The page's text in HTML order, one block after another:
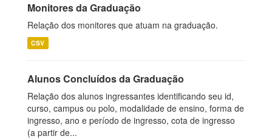
Monitores da Graduação
Relação dos monitores que atuam na graduação.
CSV
Alunos Concluídos da Graduação
Relação dos alunos ingressantes identificando seu id,
curso, campus ou polo, modalidade de ensino, forma de
ingresso, ano e período de ingresso, cota de ingresso
(a partir de...